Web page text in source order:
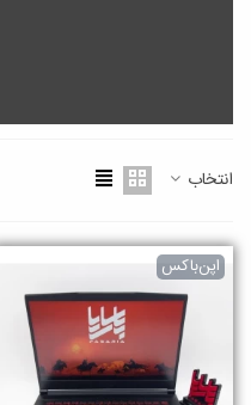
انتخاب
اپن‌باکس